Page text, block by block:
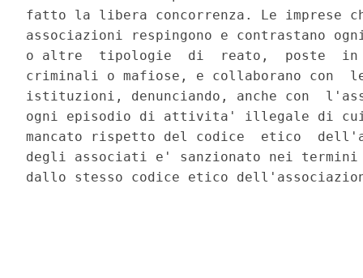
fatto la libera concorrenza. Le imprese
associazioni respingono e contrastano
o altre  tipologie  di  reato,  poste  in
criminali o mafiose, e collaborano
istituzioni, denunciando, anche con
ogni episodio di attivita' illegale di
mancato rispetto del codice  etico
degli associati e' sanzionato nei